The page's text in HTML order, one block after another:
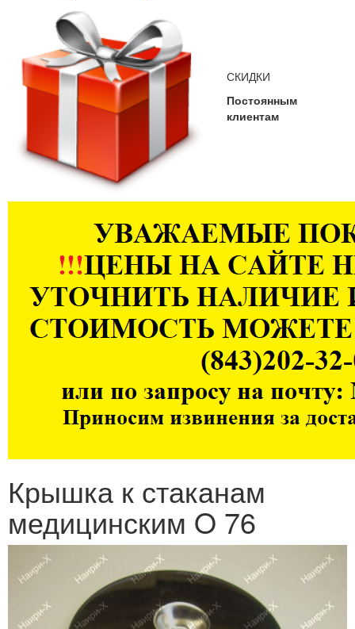
СКИДКИ
Постоянным
клиентам
Крышка к стаканам
медицинским O 76